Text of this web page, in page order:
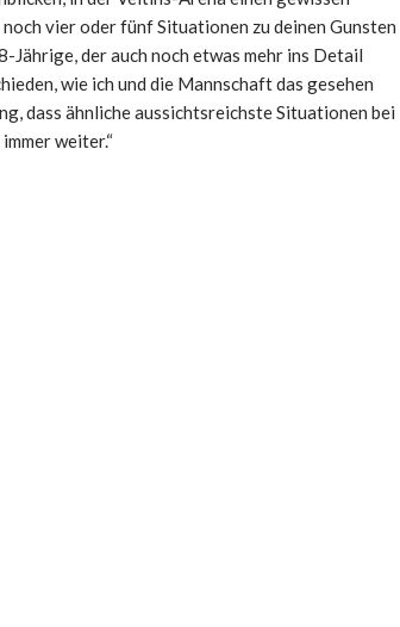
vier oder fünf Situationen zu deinen Gunsten
Jährige, der auch noch etwas mehr ins Detail
wie ich und die Mannschaft das gesehen
dass ähnliche aussichtsreichste Situationen bei
weiter.“